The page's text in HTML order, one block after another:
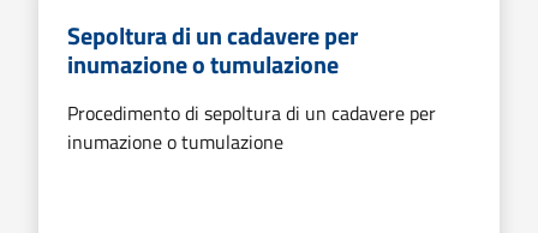
Sepoltura di un cadavere per
inumazione o tumulazione
Procedimento di sepoltura di un cadavere per
inumazione o tumulazione